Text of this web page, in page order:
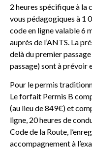
2 heures spécifique à la
vous pédagogiques à 1
code en ligne valable 6
auprès de l’ANTS. La
delà du premier
passage) sont à prévoir
Pour le permis
Le forfait Permis B
(au lieu de 849€) et
ligne, 20 heures de
Code de la Route,
accompagnement à